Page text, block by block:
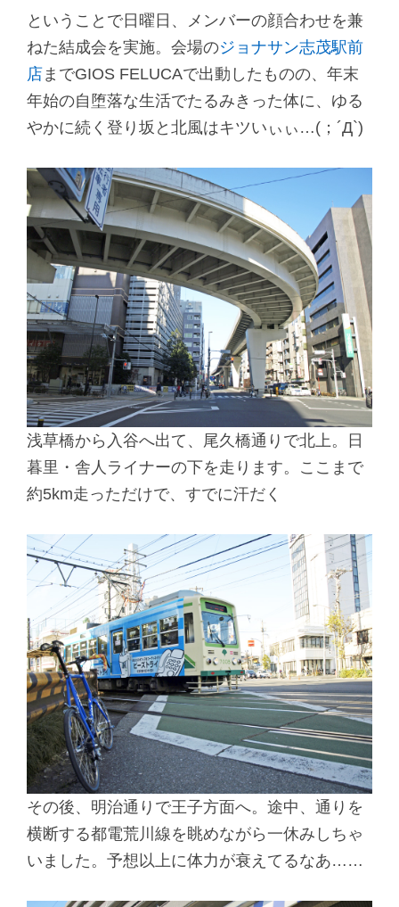
ということで日曜日、メンバーの顔合わせを兼
ねた結成会を実施。会場のジョナサン志茂駅前
店までGIOS FELUCAで出動したものの、年末
年始の自堕落な生活でたるみきった体に、ゆる
やかに続く登り坂と北風はキツいぃぃ…(；´Д`)
浅草橋から入谷へ出て、尾久橋通りで北上。日
暮里・舎人ライナーの下を走ります。ここまで
約5km走っただけで、すでに汗だく
その後、明治通りで王子方面へ。途中、通りを
横断する都電荒川線を眺めながら一休みしちゃ
いました。予想以上に体力が衰えてるなあ……